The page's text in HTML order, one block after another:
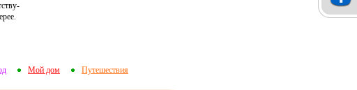
Мой дом Путешествия